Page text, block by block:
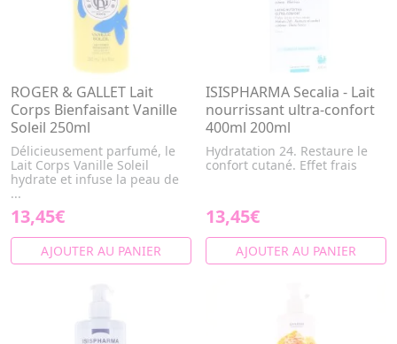
ROGER & GALLET Lait
Corps Bienfaisant Vanille
Soleil 250ml
Délicieusement parfumé, le
Lait Corps Vanille Soleil
hydrate et infuse la peau de
...
13,45€
AJOUTER AU PANIER
ISISPHARMA Secalia - Lait
nourrissant ultra-confort
400ml 200ml
Hydratation 24. Restaure le
confort cutané. Effet frais
13,45€
AJOUTER AU PANIER